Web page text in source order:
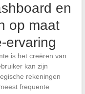
en
op maat
ervaring
is het creëren van
kan zijn
rekeningen
frequente